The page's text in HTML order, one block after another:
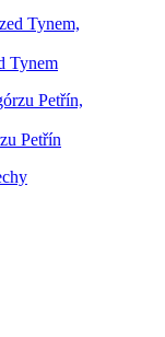
Tynem
Petřín